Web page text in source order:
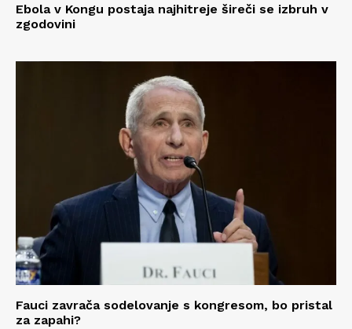
Ebola v Kongu postaja najhitreje šireči se izbruh v
zgodovini
Fauci zavrača sodelovanje s kongresom, bo pristal
za zapahi?